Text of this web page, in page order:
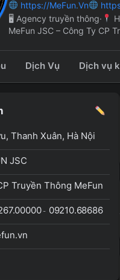
https://MeFun.Vn
🖥 Agency truyền thông·
MeFun JSC – Công Ty CP
Dịch Vụ Dịch vụ
Thanh Xuân, Hà Nội
JSC
Truyền Thông MeFun
- 09210.68686